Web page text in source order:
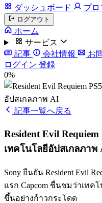
ダッシュボード プロ
ログアウト
ホーム
サービス
記事
会社情報
お
ログイン 登録
0%
記事一覧へ戻る
Resident Evil
เทคโนโลยีอัปสเกลภาพ
Sony ยืนยัน Resident Evil
แรก Capcom ชื่นชมว่าเท
ขึ้นอย่างก้าวกระโดด